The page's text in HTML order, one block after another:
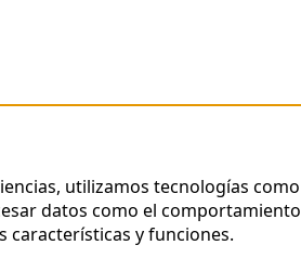
utilizamos tecnologías
datos como el
características y funciones.